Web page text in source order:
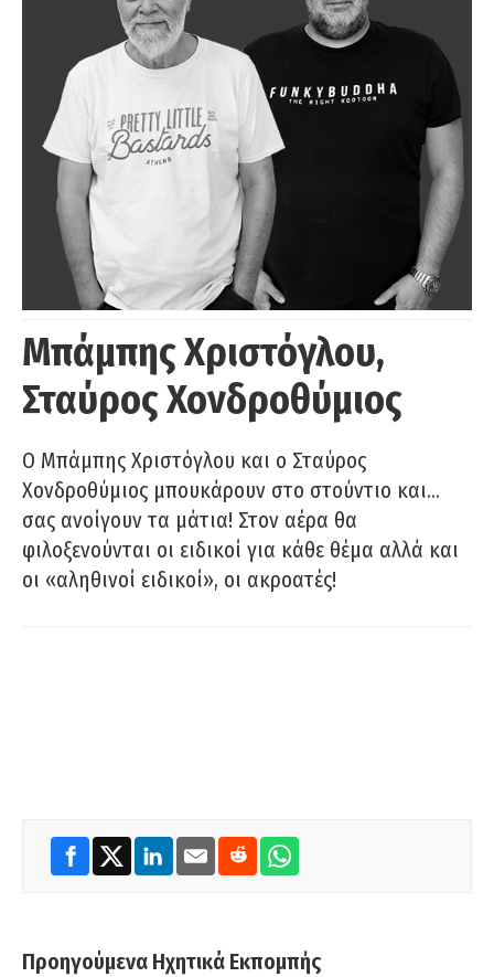
Μπάμπης Χριστόγλου,
Σταύρος Χονδροθύμιος
O Μπάμπης Χριστόγλου και ο Σταύρος
Χονδροθύμιος μπουκάρουν στο στούντιο και…
σας ανοίγουν τα μάτια! Στον αέρα θα
φιλοξενούνται οι ειδικοί για κάθε θέμα αλλά και
οι «αληθινοί ειδικοί», οι ακροατές!
Προηγούμενα Ηχητικά Εκπομπής